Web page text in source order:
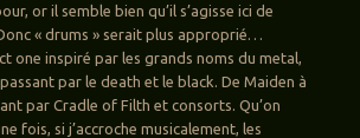
or il semble bien qu’il s’agisse ici de
« drums » serait plus approprié…
one inspiré par les grands noms du metal,
par le death et le black. De Maiden à
par Cradle of Filth et consorts. Qu’on
fois, si j’accroche musicalement, les